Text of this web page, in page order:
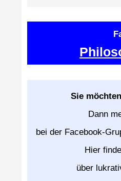
Sie
Dann
bei der Facebook-
Hier
über